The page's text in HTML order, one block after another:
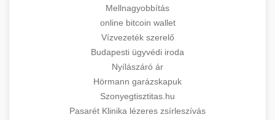
Mellnagyobbítás
online bitcoin wallet
Vízvezeték szerelő
Budapesti ügyvédi iroda
Nyílászáró ár
Hörmann garázskapuk
Szonyegtisztitas.hu
Pasarét Klinika lézeres zsírleszívás